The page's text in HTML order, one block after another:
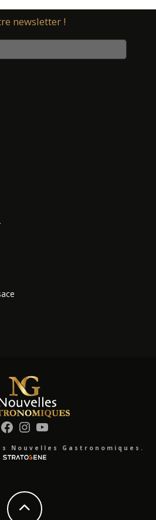
newsletter !
Facebook
Instagram
YouTube
Nouvelles Gastronomiques.